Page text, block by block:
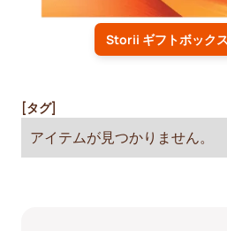
Storii ギフトボック
[タグ]
アイテムが見つかりません。